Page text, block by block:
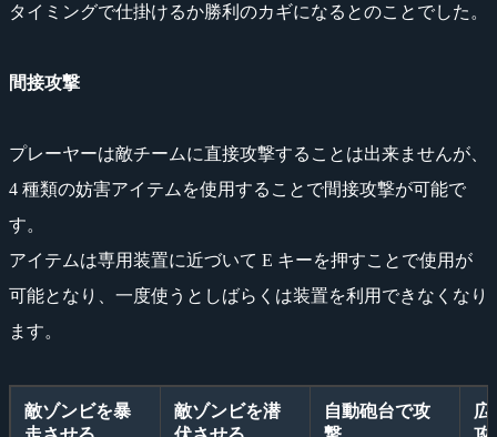
タイミングで仕掛けるか勝利のカギになるとのことでした。
間接攻撃
プレーヤーは敵チームに直接攻撃することは出来ませんが、
4 種類の妨害アイテムを使用することで間接攻撃が可能で
す。
アイテムは専用装置に近づいて E キーを押すことで使用が
可能となり、一度使うとしばらくは装置を利用できなくなり
ます。
敵ゾンビを暴
敵ゾンビを潜
自動砲台で攻
広